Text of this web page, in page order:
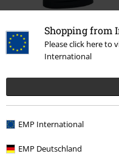
Shopping from
Please click here to
International
EMP International
EMP Deutschland
rek-pris
399:-
199:-
Can You Read My Mind
Volume by EMP
T-shirt